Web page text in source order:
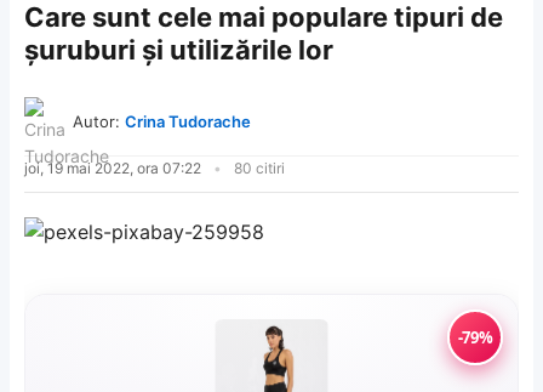
Care sunt cele mai populare tipuri de
șuruburi și utilizările lor
Autor: Crina Tudorache
joi, 19 mai 2022, ora 07:22 80 citiri
-79%